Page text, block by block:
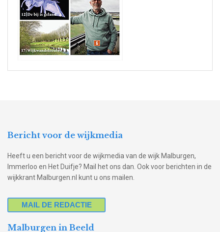
Bericht voor de wijkmedia
Heeft u een bericht voor de wijkmedia van de wijk Malburgen,
Immerloo en Het Duifje? Mail het ons dan. Ook voor berichten in de
wijkkrant Malburgen.nl kunt u ons mailen.
MAIL DE REDACTIE
Malburgen in Beeld